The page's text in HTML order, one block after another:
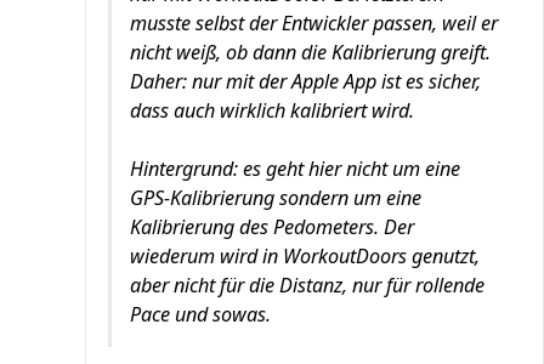
musste selbst der Entwickler passen, weil er
nicht weiß, ob dann die Kalibrierung greift.
Daher: nur mit der Apple App ist es sicher,
dass auch wirklich kalibriert wird.
Hintergrund: es geht hier nicht um eine
GPS-Kalibrierung sondern um eine
Kalibrierung des Pedometers. Der
wiederum wird in WorkoutDoors genutzt,
aber nicht für die Distanz, nur für rollende
Pace und sowas.